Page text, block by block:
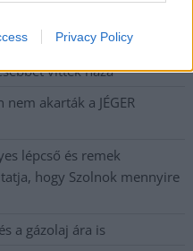
Privacy Policy
János fizetéslevonást
vittek haza
akarták a JÉGER
lépcső és remek
hogy Szolnok mennyire
a gázolaj ára is